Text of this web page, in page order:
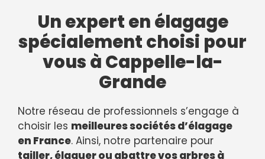
Un expert en élagage
spécialement choisi pour
vous à Cappelle-la-
Grande
Notre réseau de professionnels s’engage à
choisir les meilleures sociétés d’élagage
en France. Ainsi, notre partenaire pour
tailler, élaguer ou abattre vos arbres à